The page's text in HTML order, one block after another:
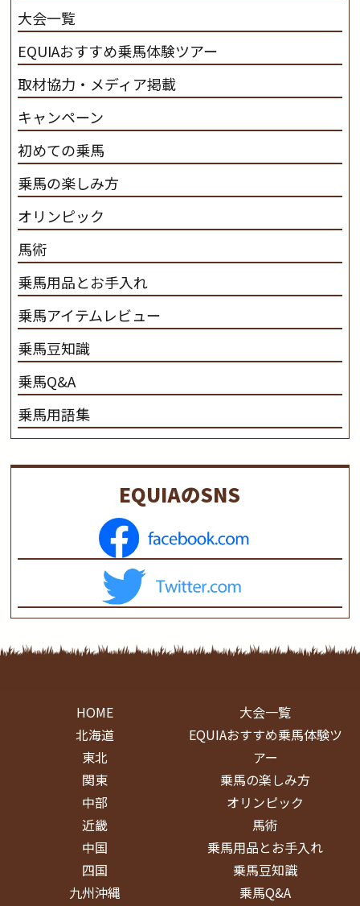
ンプ乗馬クラブ九州のツアー情報はこちら
大会一覧
EQUIAおすすめ乗馬体験ツアー
取材協力・メディア掲載
キャンペーン
初めての乗馬
乗馬の楽しみ方
オリンピック
馬術
乗馬用品とお手入れ
乗馬アイテムレビュー
乗馬豆知識
乗馬Q&A
乗馬用語集
EQUIAのSNS
HOME
北海道
東北
関東
中部
近畿
中国
四国
九州沖縄
大会一覧
EQUIAおすすめ乗馬体験ツ
アー
乗馬の楽しみ方
オリンピック
馬術
乗馬用品とお手入れ
乗馬豆知識
乗馬Q&A